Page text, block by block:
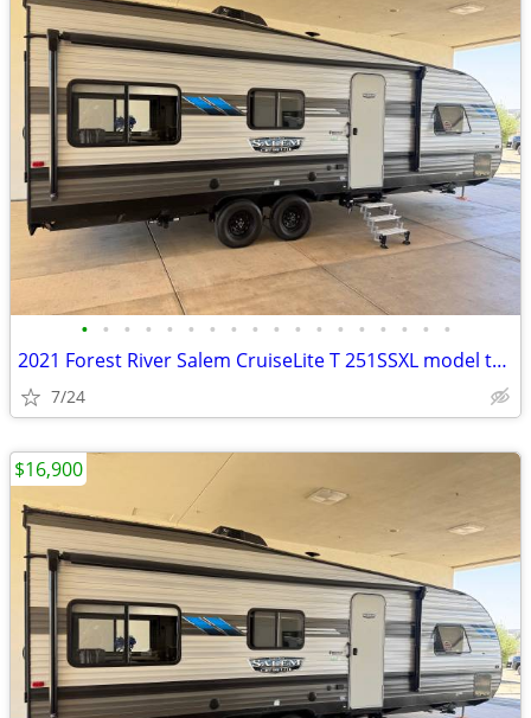
• • • • • • • • • • • • • • • • • •
2021 Forest River Salem CruiseLite T 251SSXL model toy hauler 26FT
7/24
$16,900